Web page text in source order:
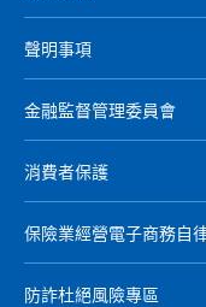
聲明事項
金融監督管理委員會
消費者保護
保險業經營電子商務自
防詐杜絕風險專區